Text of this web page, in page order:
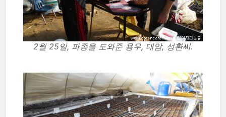
2월 25일, 파종을 도와준 용우, 대암, 성환씨.